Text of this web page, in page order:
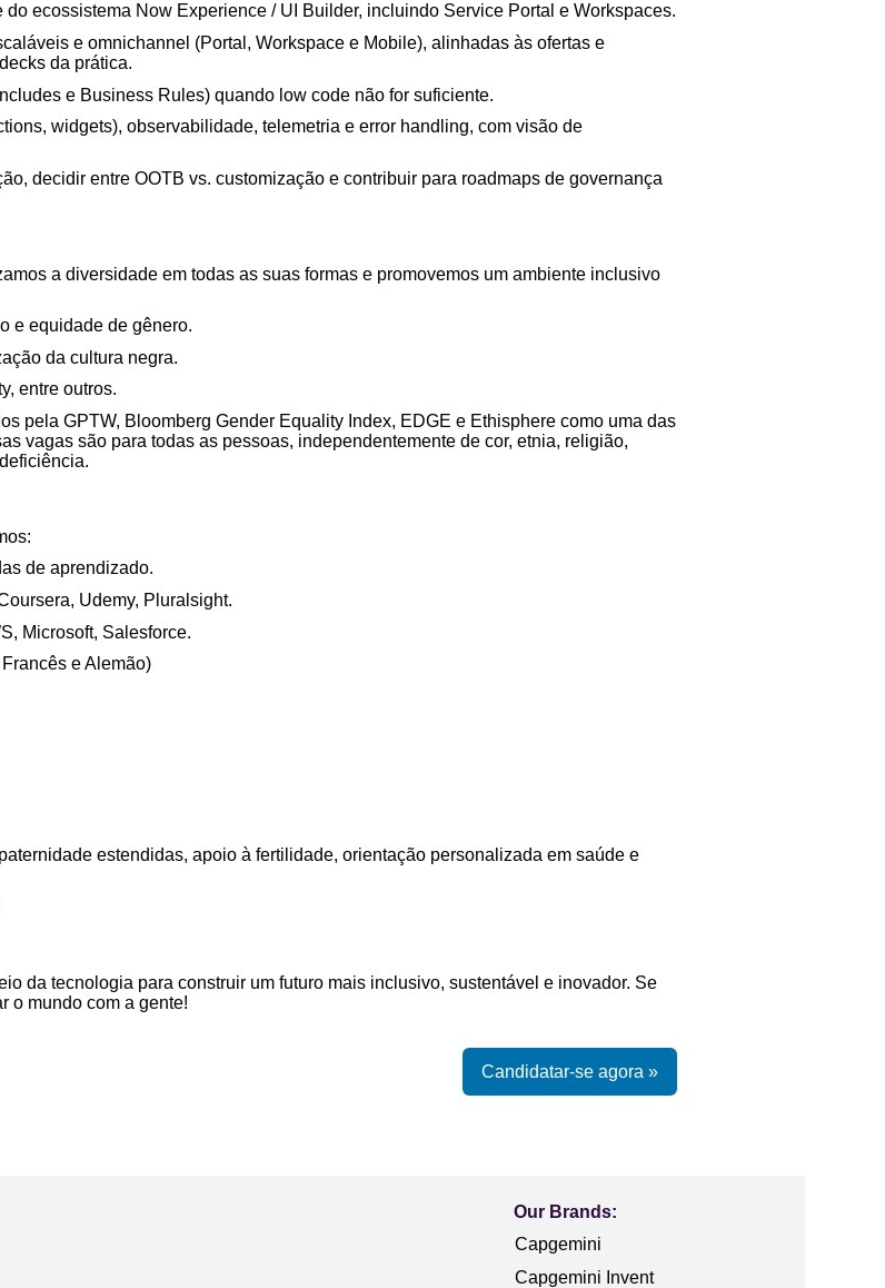
ecossistema Now Experience / UI Builder, incluindo Service Portal e Workspaces.
e omnichannel (Portal, Workspace e Mobile), alinhadas às ofertas e
da prática.
e Business Rules) quando low code não for suficiente.
widgets), observabilidade, telemetria e error handling, com visão de
decidir entre OOTB vs. customização e contribuir para roadmaps de governança
a diversidade em todas as suas formas e promovemos um ambiente inclusivo
e equidade de gênero.
da cultura negra.
entre outros.
pela GPTW, Bloomberg Gender Equality Index, EDGE e Ethisphere como uma das
vagas são para todas as pessoas, independentemente de cor, etnia, religião,
de aprendizado.
Udemy, Pluralsight.
Microsoft, Salesforce.
e Alemão)
estendidas, apoio à fertilidade, orientação personalizada em saúde e
da tecnologia para construir um futuro mais inclusivo, sustentável e inovador. Se
o mundo com a gente!
Candidatar-se agora »
Our Brands:
Capgemini
Capgemini Invent